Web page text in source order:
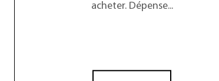
acheter. Dépense...